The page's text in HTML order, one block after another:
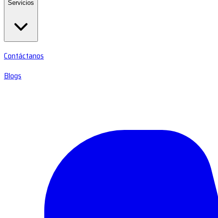
Servicios
Contáctanos
Blogs